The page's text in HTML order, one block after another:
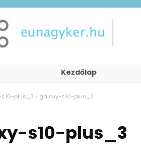
Kezdőlap
plus_3 » galaxy-s10-plus_3
s10-plus_3